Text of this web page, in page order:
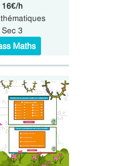
16€/h
3
Maths